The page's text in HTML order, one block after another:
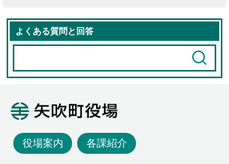
よくある質問と回答
役場案内 各課紹介